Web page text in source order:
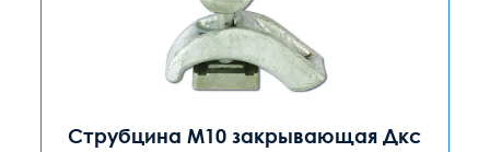
Струбцина М10 закрывающая Дкс